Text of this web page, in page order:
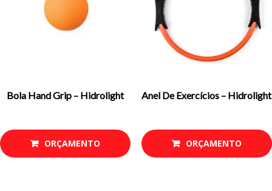
Bola Hand Grip – Hidrolight
ORÇAMENTO
Anel De Exercícios – Hidrolight
ORÇAMENTO